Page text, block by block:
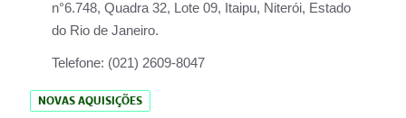
n°6.748, Quadra 32, Lote 09, Itaipu, Niterói, Estado
do Rio de Janeiro.
Telefone: (021) 2609-8047
NOVAS AQUISIÇÕES